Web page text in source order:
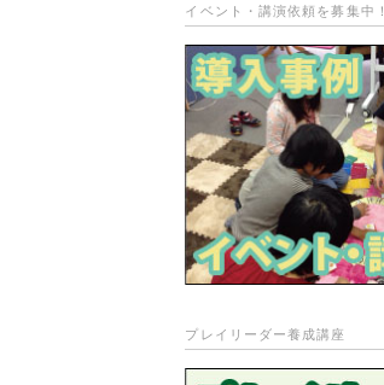
イベント・講演依頼を募集中！
プレイリーダー養成講座